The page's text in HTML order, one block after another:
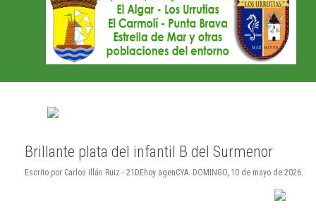
Brillante plata del infantil B del Surmenor
Escrito por Carlos Illán Ruiz - 21DEhoy agenCYA. DOMINGO, 10 de mayo de 2026.